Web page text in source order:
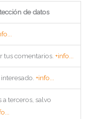
de datos
tus comentarios. +info...
+info...
a terceros, salvo